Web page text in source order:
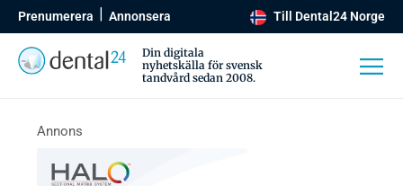
Prenumerera Annonsera Till Dental24 Norge
Din digitala
nyhetskälla för svensk
tandvård sedan 2008.